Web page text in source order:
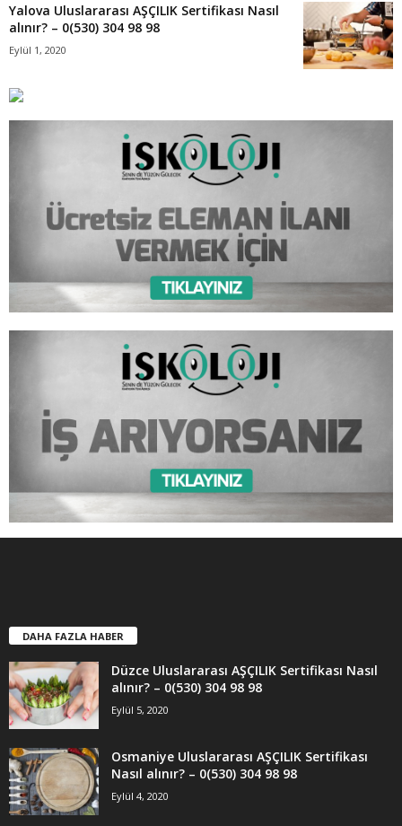
Yalova Uluslararası AŞÇILIK Sertifikası Nasıl
alınır? – 0(530) 304 98 98
Eylül 1, 2020
DAHA FAZLA HABER
Düzce Uluslararası AŞÇILIK Sertifikası Nasıl
alınır? – 0(530) 304 98 98
Eylül 5, 2020
Osmaniye Uluslararası AŞÇILIK Sertifikası
Nasıl alınır? – 0(530) 304 98 98
Eylül 4, 2020